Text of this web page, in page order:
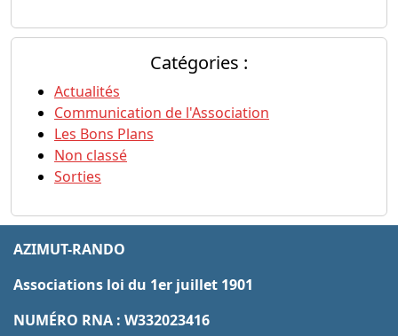
Catégories :
Actualités
Communication de l'Association
Les Bons Plans
Non classé
Sorties
AZIMUT-RANDO
Associations loi du 1er juillet 1901
NUMÉRO RNA : W332023416